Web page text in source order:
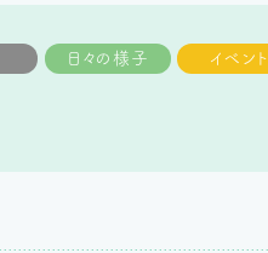
日々の様子 イベント